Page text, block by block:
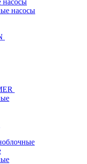
насосы
насосы